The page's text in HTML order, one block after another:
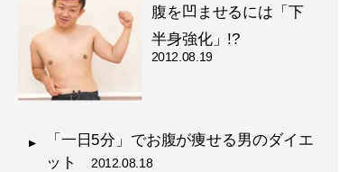
腹を凹ませるには「下
半身強化」!?
2012.08.19
「一日5分」でお腹が痩せる男のダイエ
ット
2012.08.18